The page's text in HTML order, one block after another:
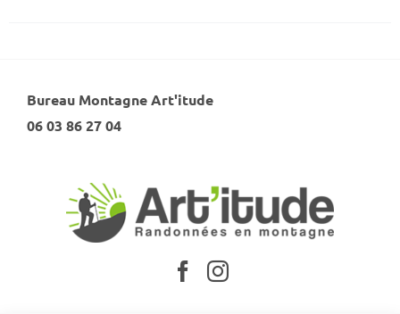
Bureau Montagne Art'itude
06 03 86 27 04